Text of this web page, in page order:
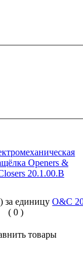
за единицу O&C
( 0)
товары